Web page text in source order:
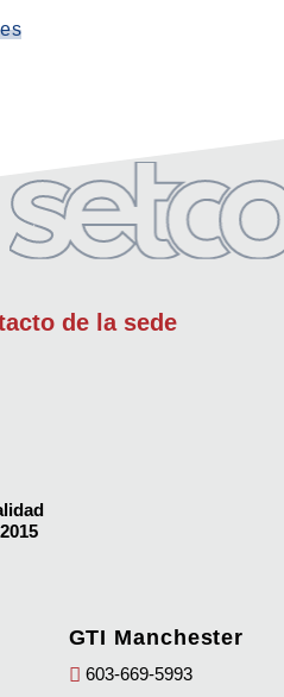
de la sede
GTI Manchester
603-669-5993